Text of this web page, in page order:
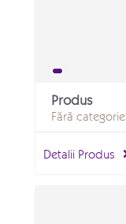
Produs
Fără categorie
Detalii Produs